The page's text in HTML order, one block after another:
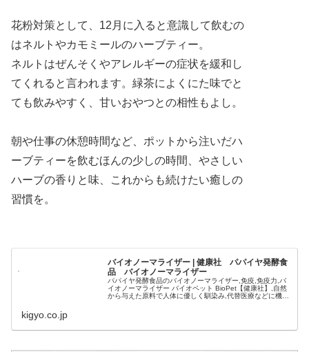
花粉対策として、12月に入ると意識して飲むの
はネルトやカモミールのハーブティー。
ネルトはぜんそくやアレルギーの症状を緩和し
てくれると言われます。緑茶によくにた味でと
ても飲みやすく、甘いおやつとの相性もよし。
朝や仕事の休憩時間など、ポットから注いだハ
ーブティーを飲むほんの少しの時間、やさしい
ハーブの香りと味、これからも続けたい癒しの
習慣を。
バイオノーマライザー | 健康社 パパイヤ発酵食
品 バイオノーマライザー
パパイヤ発酵食品のバイオノーマライザー,免疫,免疫力,バ
イオノーマライザー バイオペット BioPet【健康社】,自然
から与えた原料で人体に優しく馴染み,代替医療などに機
kigyo.co.jp